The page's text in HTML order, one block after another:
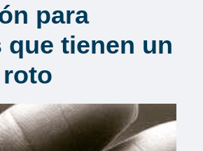
para
que tienen un